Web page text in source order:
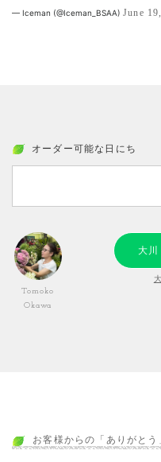
— Iceman (@Iceman_BSAA) June
オーダー可能な日にち
Tomoko
Okawa
大川
お客様からの「ありがとう